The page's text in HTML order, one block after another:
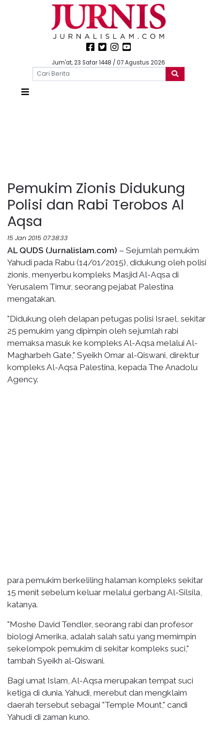
Jum'at, 23 Safar 1448 / 07 Agustus 2026
Pemukim Zionis Didukung
Polisi dan Rabi Terobos Al
Aqsa
15 Jan 2015 07:38:33
AL QUDS (Jurnalislam.com) – Sejumlah pemukim
Yahudi pada Rabu (14/01/2015), didukung oleh polisi
zionis, menyerbu kompleks Masjid Al-Aqsa di
Yerusalem Timur, seorang pejabat Palestina
mengatakan.
"Didukung oleh delapan petugas polisi Israel, sekitar
25 pemukim yang dipimpin oleh sejumlah rabi
memaksa masuk ke kompleks Al-Aqsa melalui Al-
Magharbeh Gate," Syeikh Omar al-Qiswani, direktur
kompleks Al-Aqsa Palestina, kepada The Anadolu
Agency.
para pemukim berkeliling halaman kompleks sekitar
15 menit sebelum keluar melalui gerbang Al-Silsila,
katanya.
"Moshe David Tendler, seorang rabi dan profesor
biologi Amerika, adalah salah satu yang memimpin
sekelompok pemukim di sekitar kompleks suci,"
tambah Syeikh al-Qiswani.
Bagi umat Islam, Al-Aqsa merupakan tempat suci
ketiga di dunia. Yahudi, merebut dan mengklaim
daerah tersebut sebagai "Temple Mount," candi
Yahudi di zaman kuno.